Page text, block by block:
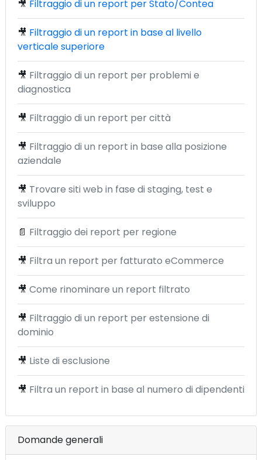
🎥 Filtraggio di un report per Stato/Contea
🎥 Filtraggio di un report in base al livello
verticale superiore
🎥 Filtraggio di un report per problemi e
diagnostica
🎥 Filtraggio di un report per città
🎥 Filtraggio di un report in base alla posizione
aziendale
🎥 Trovare siti web in fase di staging, test e
sviluppo
📄 Filtraggio dei report per regione
🎥 Filtra un report per fatturato eCommerce
🎥 Come rinominare un report filtrato
🎥 Filtraggio di un report per estensione di
dominio
🎥 Liste di esclusione
🎥 Filtra un report in base al numero di dipendenti
Domande generali